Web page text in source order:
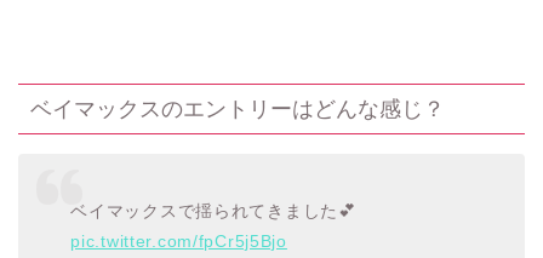
ベイマックスのエントリーはどんな感じ？
ベイマックスで揺られてきました💕
pic.twitter.com/fpCr5j5Bjo